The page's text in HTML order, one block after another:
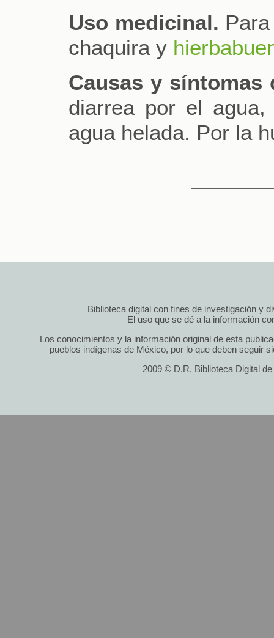
Uso medicinal.
chaquira y
Causas y síntomas
diarrea por el
agua helada. Por la
Biblioteca digital con fines de investigación y
El uso que se dé a la información
Los conocimientos y la información original de esta
pueblos indígenas de México, por lo que deben seguir
2009 © D.R. Biblioteca Digital